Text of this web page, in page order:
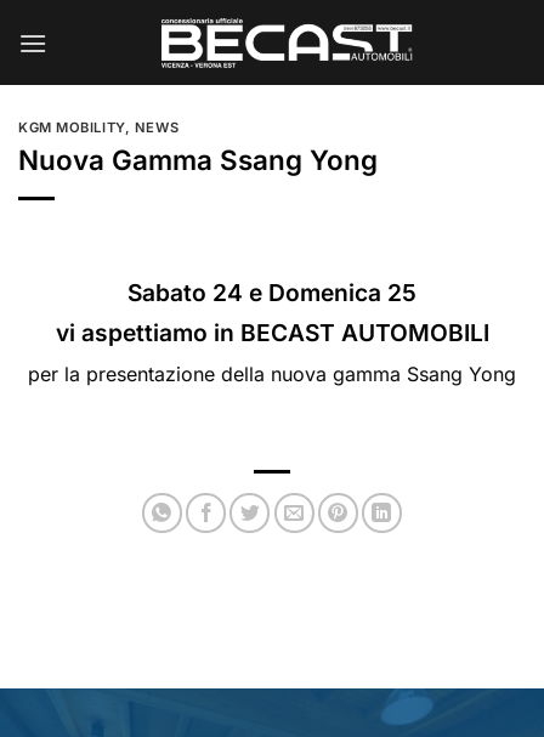
KGM MOBILITY, NEWS
Nuova Gamma Ssang Yong
Sabato 24 e Domenica 25
vi aspettiamo in BECAST AUTOMOBILI
per la presentazione della nuova gamma Ssang Yong